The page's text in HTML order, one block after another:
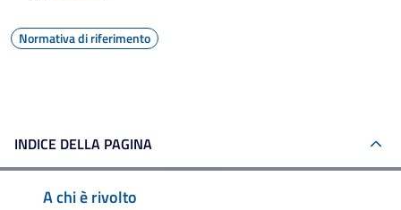
Normativa di riferimento
INDICE DELLA PAGINA
A chi è rivolto